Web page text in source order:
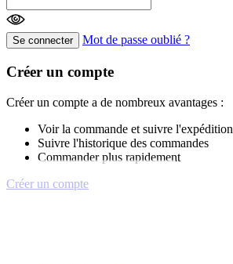
Se connecter Mot de passe oublié ?
Créer un compte
Créer un compte a de nombreux avantages :
Voir la commande et suivre l'expédition
Suivre l'historique des commandes
Commander plus rapidement
Créer un compte